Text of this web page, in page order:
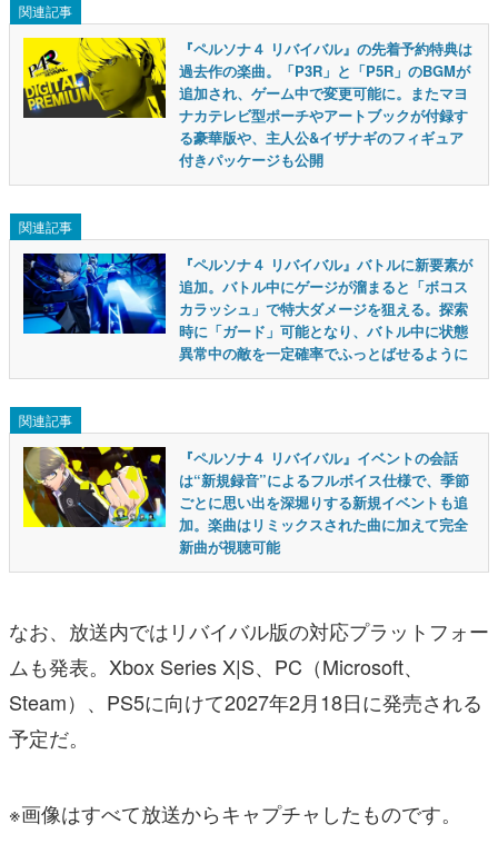
関連記事
『ペルソナ４ リバイバル』の先着予約特典は
過去作の楽曲。「P3R」と「P5R」のBGMが
追加され、ゲーム中で変更可能に。またマヨ
ナカテレビ型ポーチやアートブックが付録す
る豪華版や、主人公&イザナギのフィギュア
付きパッケージも公開
関連記事
『ペルソナ４ リバイバル』バトルに新要素が
追加。バトル中にゲージが溜まると「ボコス
カラッシュ」で特大ダメージを狙える。探索
時に「ガード」可能となり、バトル中に状態
異常中の敵を一定確率でふっとばせるように
関連記事
『ペルソナ４ リバイバル』イベントの会話
は“新規録音”によるフルボイス仕様で、季節
ごとに思い出を深堀りする新規イベントも追
加。楽曲はリミックスされた曲に加えて完全
新曲が視聴可能
なお、放送内ではリバイバル版の対応プラットフォー
ムも発表。Xbox Series X|S、PC（Microsoft、
Steam）、PS5に向けて2027年2月18日に発売される
予定だ。
※画像はすべて放送からキャプチャしたものです。